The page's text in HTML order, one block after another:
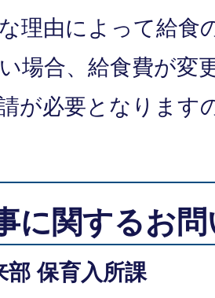
理由によって給食
場合、給食費が変
が必要となります
に関するお
部 保育入所課